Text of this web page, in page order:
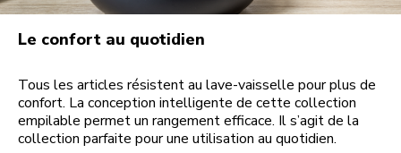
Le confort au quotidien
Tous les articles résistent au lave-vaisselle pour plus de
confort. La conception intelligente de cette collection
empilable permet un rangement efficace. Il s’agit de la
collection parfaite pour une utilisation au quotidien.